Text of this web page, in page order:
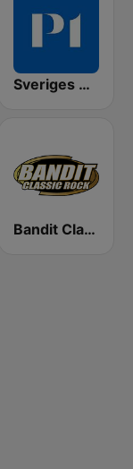
Sveriges Radio P1
Bandit Classic Rock